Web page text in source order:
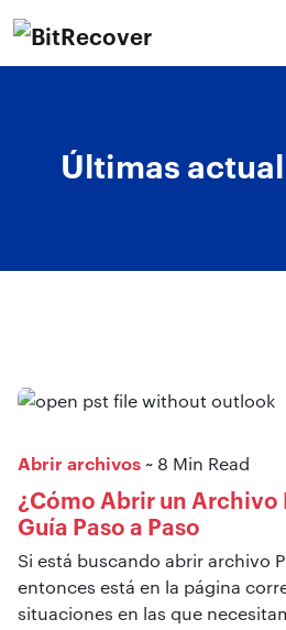
Últimas
Abrir archivos ~ 8 Min Read
¿Cómo Abrir un Archivo
Guía Paso a Paso
Si está buscando abrir archivo
entonces está en la página
situaciones en las que